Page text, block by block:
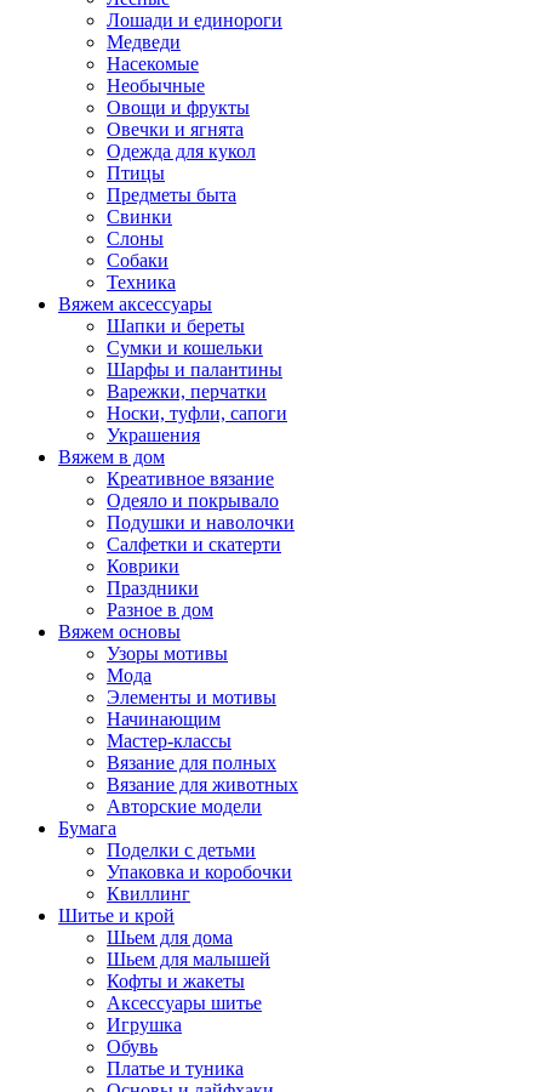
Лошади и единороги
Медведи
Насекомые
Необычные
Овощи и фрукты
Овечки и ягнята
Одежда для кукол
Птицы
Предметы быта
Свинки
Слоны
Собаки
Техника
Вяжем аксессуары
Шапки и береты
Сумки и кошельки
Шарфы и палантины
Варежки, перчатки
Носки, туфли, сапоги
Украшения
Вяжем в дом
Креативное вязание
Одеяло и покрывало
Подушки и наволочки
Салфетки и скатерти
Коврики
Праздники
Разное в дом
Вяжем основы
Узоры мотивы
Мода
Элементы и мотивы
Начинающим
Мастер-классы
Вязание для полных
Вязание для животных
Авторские модели
Бумага
Поделки с детьми
Упаковка и коробочки
Квиллинг
Шитье и крой
Шьем для дома
Шьем для малышей
Кофты и жакеты
Аксессуары шитье
Игрушка
Обувь
Платье и туника